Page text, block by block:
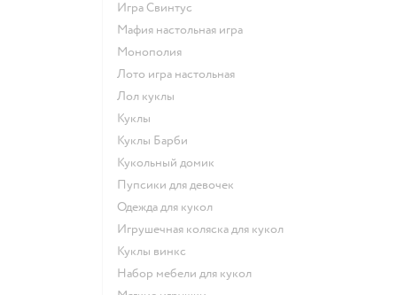
Игра Свинтус
Мафия настольная игра
Монополия
Лото игра настольная
Лол куклы
Куклы
Куклы Барби
Кукольный домик
Пупсики для девочек
Одежда для кукол
Игрушечная коляска для кукол
Куклы винкс
Набор мебели для кукол